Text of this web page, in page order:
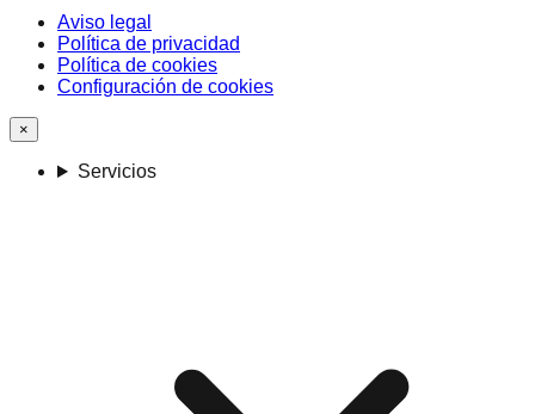
Aviso legal
Política de privacidad
Política de cookies
Configuración de cookies
×
Servicios